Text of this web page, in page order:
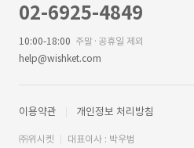
02-6925-4849
10:00-18:00 주말·공휴일 제외
help@wishket.com
이용약관 개인정보 처리방침
㈜위시켓 대표이사 : 박우범